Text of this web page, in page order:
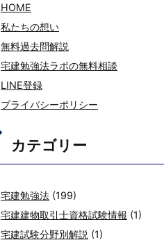
HOME
私たちの想い
無料過去問解説
宅建勉強法ラボの無料相談
LINE登録
プライバシーポリシー
カテゴリー
宅建勉強法 (199)
宅建建物取引士資格試験情報 (1)
宅建試験分野別解説 (1)